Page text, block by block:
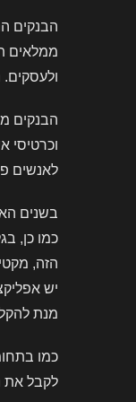
הבנקים
ממלאים
הבנקים
וכרטיסי
לאנשים
בשנים
כמו כן,
הזה,
יש
מנת
כמו
לקבל את